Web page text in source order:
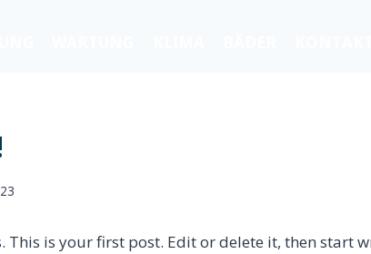
This is your first post. Edit or delete it, then start